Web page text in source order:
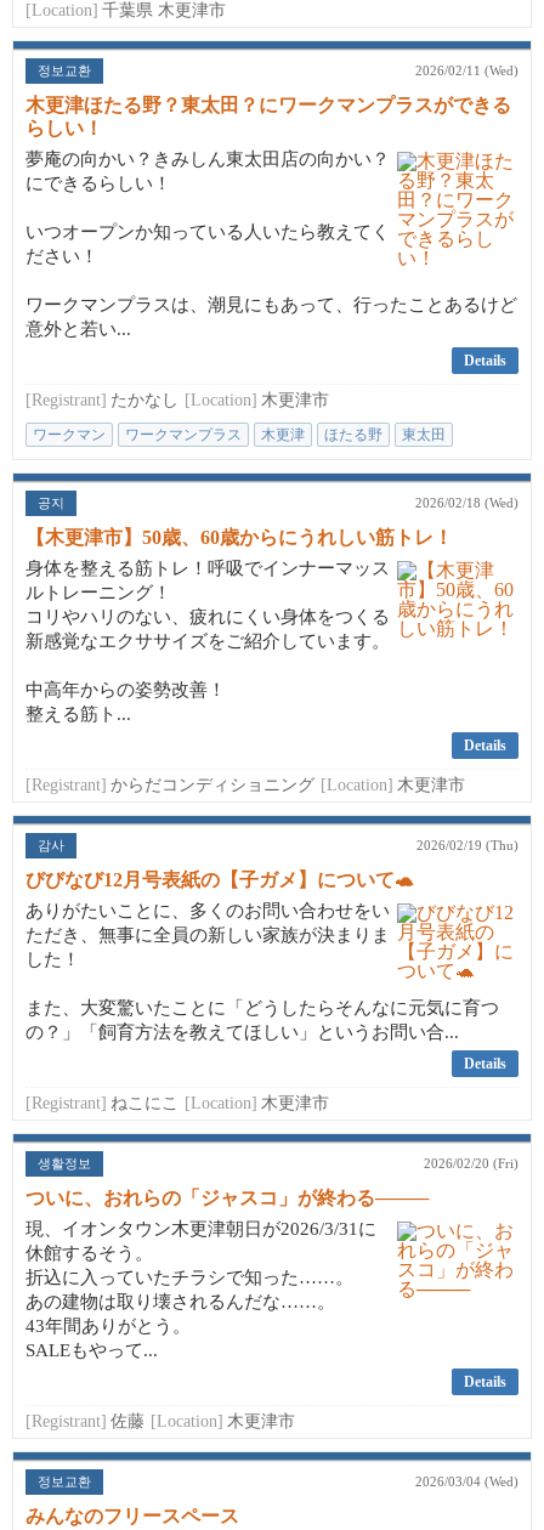
[Location] 千葉県 木更津市
정보교환 2026/02/11 (Wed)
木更津ほたる野？東太田？にワークマンプラスができる
らしい！
夢庵の向かい？きみしん東太田店の向かい？
にできるらしい！
いつオープンか知っている人いたら教えてく
ださい！
ワークマンプラスは、潮見にもあって、行ったことあるけど
意外と若い...
Details
[Registrant] たかなし [Location] 木更津市
ワークマン ワークマンプラス 木更津 ほたる野 東太田
공지 2026/02/18 (Wed)
【木更津市】50歳、60歳からにうれしい筋トレ！
身体を整える筋トレ！呼吸でインナーマッス
ルトレーニング！
コリやハリのない、疲れにくい身体をつくる
新感覚なエクササイズをご紹介しています。
中高年からの姿勢改善！
整える筋ト...
Details
[Registrant] からだコンディショニング [Location] 木更津市
감사 2026/02/19 (Thu)
びびなび12月号表紙の【子ガメ】について🐢
ありがたいことに、多くのお問い合わせをい
ただき、無事に全員の新しい家族が決まりま
した！
また、大変驚いたことに「どうしたらそんなに元気に育つ
の？」「飼育方法を教えてほしい」というお問い合...
Details
[Registrant] ねこにこ [Location] 木更津市
생활정보 2026/02/20 (Fri)
ついに、おれらの「ジャスコ」が終わる────
現、イオンタウン木更津朝日が2026/3/31に
休館するそう。
折込に入っていたチラシで知った……。
あの建物は取り壊されるんだな……。
43年間ありがとう。
SALEもやって...
Details
[Registrant] 佐藤 [Location] 木更津市
정보교환 2026/03/04 (Wed)
みんなのフリースペース